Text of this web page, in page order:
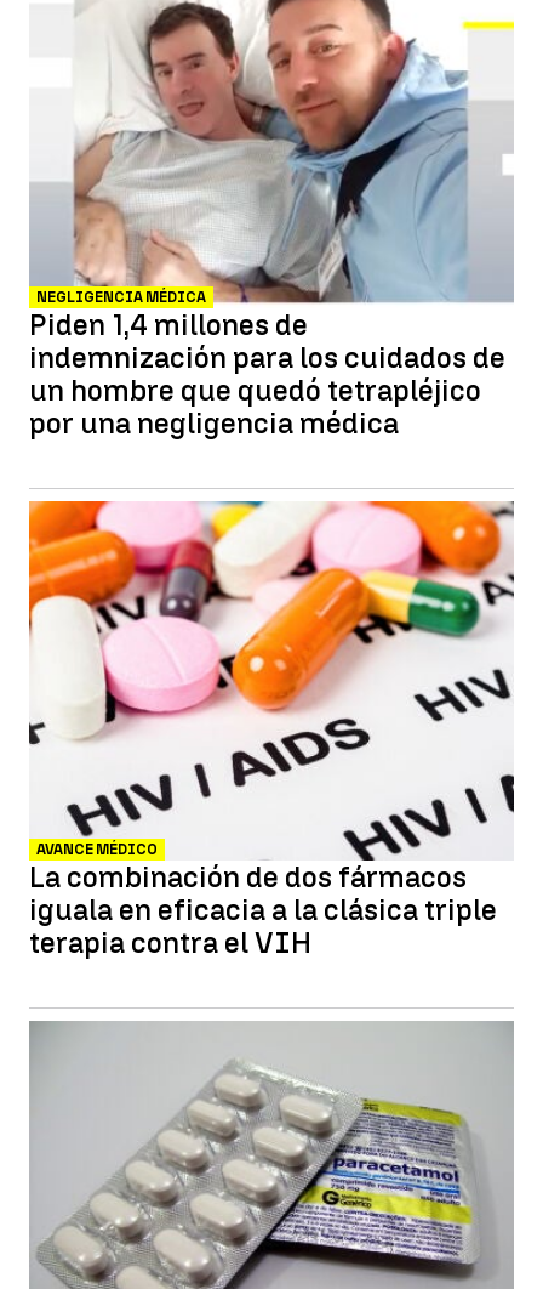
NEGLIGENCIA MÉDICA
Piden 1,4 millones de
indemnización para los cuidados de
un hombre que quedó tetrapléjico
por una negligencia médica
AVANCE MÉDICO
La combinación de dos fármacos
iguala en eficacia a la clásica triple
terapia contra el VIH